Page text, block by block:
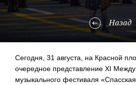
Назад
Сегодня, 31 августа, на Красной
очередное представление XI
музыкального фестиваля